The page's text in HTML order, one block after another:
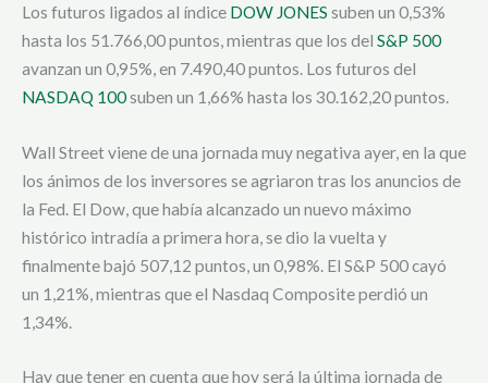
Los futuros ligados al índice DOW JONES suben un 0,53%
hasta los 51.766,00 puntos, mientras que los del S&P 500
avanzan un 0,95%, en 7.490,40 puntos. Los futuros del
NASDAQ 100suben un 1,66% hasta los 30.162,20 puntos.
Wall Street viene de una jornada muy negativa ayer, en la que
los ánimos de los inversores se agriaron tras los anuncios de
la Fed. El Dow, que había alcanzado un nuevo máximo
histórico intradía a primera hora, se dio la vuelta y
finalmente bajó 507,12 puntos, un 0,98%. El S&P 500 cayó
un 1,21%, mientras que el Nasdaq Composite perdió un
1,34%.
Hay que tener en cuenta que hoy será la última jornada de